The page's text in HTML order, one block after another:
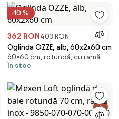
611-00
-10 %
362 RON403 RON
Oglinda OZZE, alb, 60x2x60 cm
60×60 cm, rotundă, cu ramă
În stoc